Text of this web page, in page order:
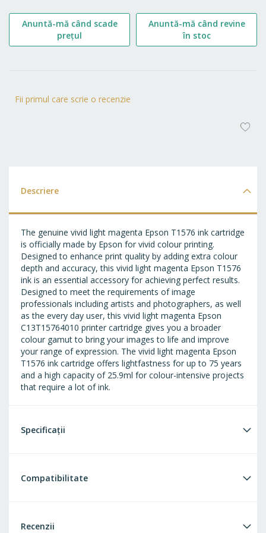
Fii primul care scrie o recenzie
Anuntă-mă când scade
prețul
Anuntă-mă când revine
în stoc
Descriere
The genuine vivid light magenta Epson T1576 ink cartridge
is officially made by Epson for vivid colour printing.
Designed to enhance print quality by adding extra colour
depth and accuracy, this vivid light magenta Epson T1576
ink is an essential accessory for achieving perfect results.
Designed to meet the requirements of image
professionals including artists and photographers, as well
as the every day user, this vivid light magenta Epson
C13T15764010 printer cartridge gives you a broader
colour gamut to bring your images to life and improve
your range of expression. The vivid light magenta Epson
T1576 ink cartridge offers lightfastness for up to 75 years
and a high capacity of 25.9ml for colour-intensive projects
that require a lot of ink.
Specificații
Compatibilitate
Recenzii